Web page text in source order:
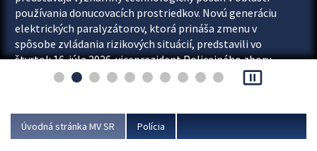
používania donucovacích prostriedkov. Novú generáciu
elektrických paralyzátorov, ktorá prináša zmenu v
spôsobe zvládania rizikových situácií, predstavili vo
štvrtok 16. júla 2026 viceprezident Policajného zboru
Rastislav Polakovič a riaditeľ odboru výcviku...
pause_presentation
Úvodná stránka MV SR Polícia